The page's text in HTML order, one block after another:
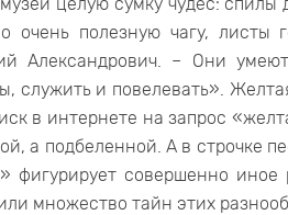
очень полезную чагу, листы
Александрович. – Они
служить и повелевать».
в интернете на запрос
а подбеленной. А в строчке
фигурирует совершенно
множество тайн этих